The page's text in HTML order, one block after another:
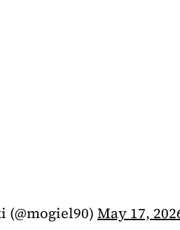
(@mogiel90) May 17,